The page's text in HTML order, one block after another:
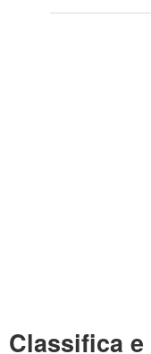
Classifica e